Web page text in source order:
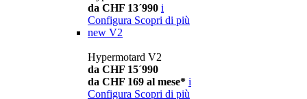
da CHF 13´990 i
Configura Scopri di più
new V2
Hypermotard V2
da CHF 15´990
da CHF 169 al mese* i
Configura Scopri di più